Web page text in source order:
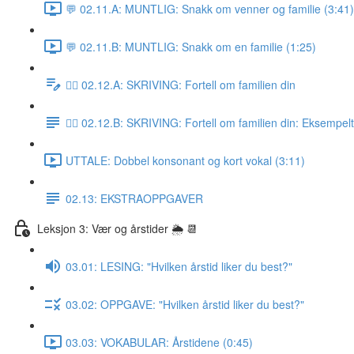
💬 02.11.A: MUNTLIG: Snakk om venner og familie (3:41)
💬 02.11.B: MUNTLIG: Snakk om en familie (1:25)
✍🏼 02.12.A: SKRIVING: Fortell om familien din
✍🏼 02.12.B: SKRIVING: Fortell om familien din:
UTTALE: Dobbel konsonant og kort vokal (3:11)
02.13: EKSTRAOPPGAVER
Leksjon 3: Vær og årstider 🌦 📆
03.01: LESING: "Hvilken årstid liker du best?"
03.02: OPPGAVE: "Hvilken årstid liker du best?"
03.03: VOKABULAR: Årstidene (0:45)